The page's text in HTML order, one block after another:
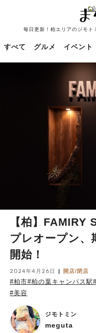
毎日更新！柏エリアのジモト
すべて グルメ イベント
【柏】
プレオープン、
開始！
2024年4月26日 開店/閉店
#柏市#柏の葉キャンパス駅
#美容
ジモトミン
meguta